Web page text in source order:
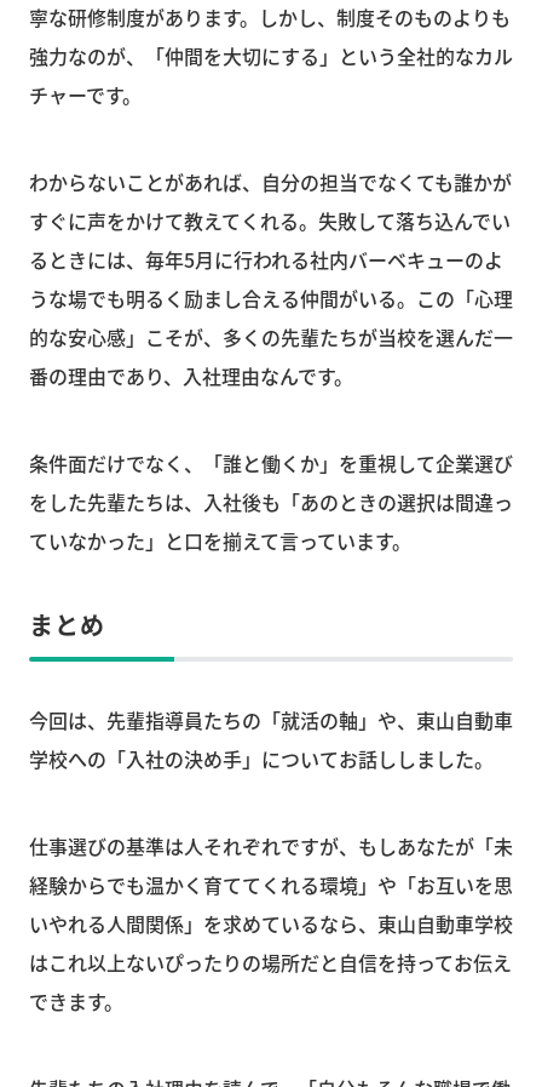
寧な研修制度があります。しかし、制度そのものよりも
強力なのが、「仲間を大切にする」という全社的なカル
チャーです。
わからないことがあれば、自分の担当でなくても誰かが
すぐに声をかけて教えてくれる。失敗して落ち込んでい
るときには、毎年5月に行われる社内バーベキューのよ
うな場でも明るく励まし合える仲間がいる。この「心理
的な安心感」こそが、多くの先輩たちが当校を選んだ一
番の理由であり、入社理由なんです。
条件面だけでなく、「誰と働くか」を重視して企業選び
をした先輩たちは、入社後も「あのときの選択は間違っ
ていなかった」と口を揃えて言っています。
まとめ
今回は、先輩指導員たちの「就活の軸」や、東山自動車
学校への「入社の決め手」についてお話ししました。
仕事選びの基準は人それぞれですが、もしあなたが「未
経験からでも温かく育ててくれる環境」や「お互いを思
いやれる人間関係」を求めているなら、東山自動車学校
はこれ以上ないぴったりの場所だと自信を持ってお伝え
できます。